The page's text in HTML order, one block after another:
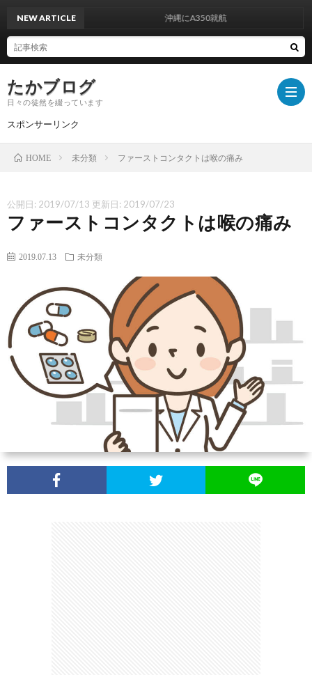
たかブログ
日々の徒然を綴っています
スポンサーリンク
シ
い
NEW ARTICLE 沖縄にA350就航
HOME 未分類 ファーストコンタクトは喉の痛み
公開日: 2019/07/13 更新日: 2019/07/23
ファーストコンタクトは喉の痛み
2019.07.13 未分類